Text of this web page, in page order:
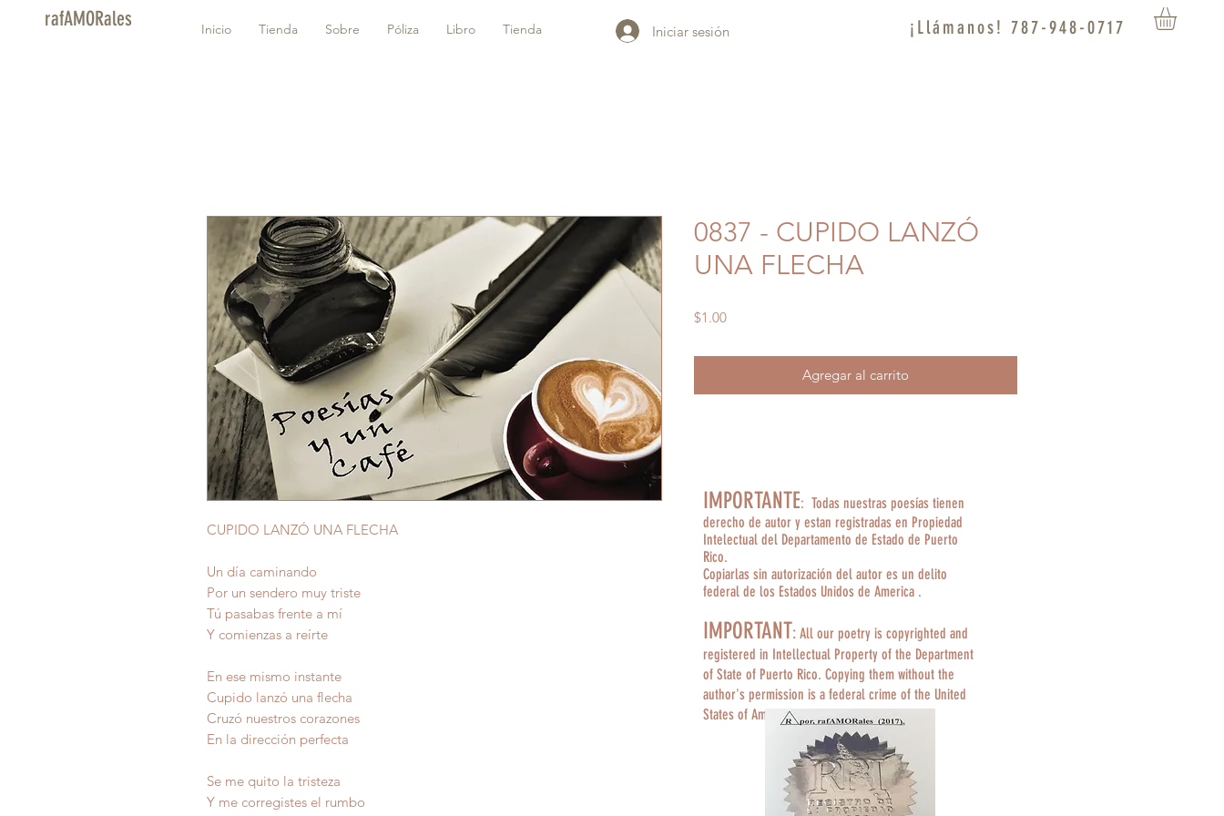
rafAMORales Inicio Tienda Sobre Póliza Libro Tienda Iniciar sesión ¡Llámanos! 787-948-0717
CUPIDO LANZÓ UNA FLECHA
Un día caminando
Por un sendero muy triste
Tú pasabas frente a mí
Y comienzas a reírte
En ese mismo instante
Cupido lanzó una flecha
Cruzó nuestros corazones
En la dirección perfecta
Se me quito la tristeza
Y me corregistes el rumbo
0837 - CUPIDO LANZÓ
UNA FLECHA
$1.00Precio
Agregar al carrito
IMPORTANTE: Todas nuestras poesías tienen
derecho de autor y estan registradas en Propiedad
Intelectual del Departamento de Estado de Puerto
Rico.
Copiarlas sin autorización del autor es un delito
federal de los Estados Unidos de America .
IMPORTANT: All our poetry is copyrighted and
registered in Intellectual Property of the Department
of State of Puerto Rico. Copying them without the
author's permission is a federal crime of the United
States of America.